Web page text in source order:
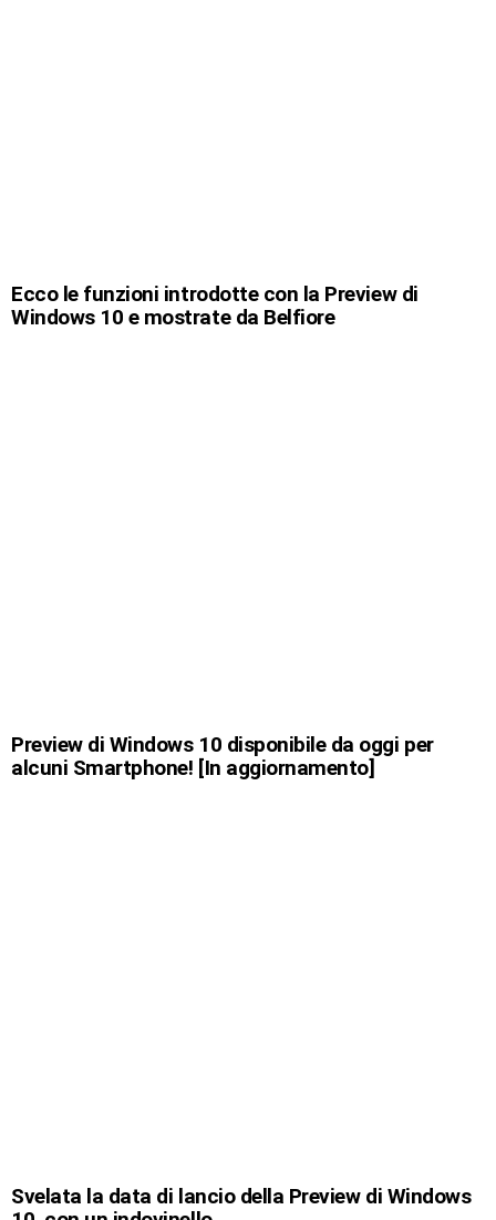
Ecco le funzioni introdotte con la Preview di
Windows 10 e mostrate da Belfiore
Preview di Windows 10 disponibile da oggi per
alcuni Smartphone! [In aggiornamento]
Svelata la data di lancio della Preview di Windows